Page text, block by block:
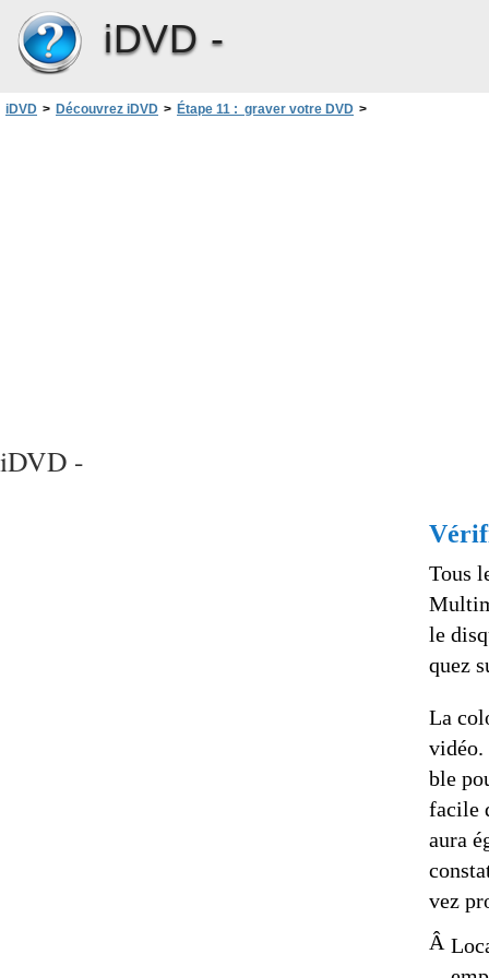
iDVD -
iDVD > Découvrez iDVD > Étape 11 : graver votre DVD >
iDVD -
Tous
le
quez
La
vidéo.
ble
facile
aura
vez
Â